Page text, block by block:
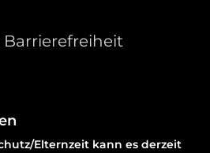
Barrierefreiheit
Elternzeit kann es derzeit